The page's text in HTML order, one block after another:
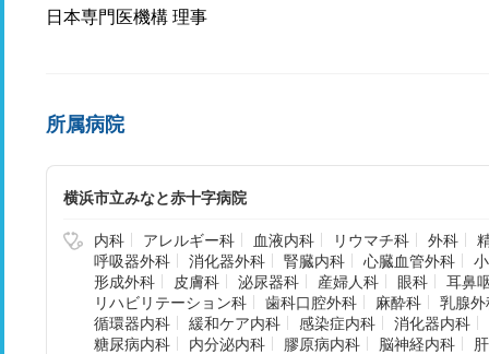
日本専門医機構 理事
所属病院
横浜市立みなと赤十字病院
内科 アレルギー科 血液内科 リウマチ科 外科
呼吸器外科
消化器外科 腎臓内科 心臓血管外科
形成外科
皮膚科 泌尿器科 産婦人科 眼科
耳鼻
リハビリテーション科
歯科口腔外科 麻酔科
乳腺外
循環器内科
緩和ケア内科 感染症内科
消化器内科
糖尿病内科
内分泌内科 膠原病内科 脳神経内科